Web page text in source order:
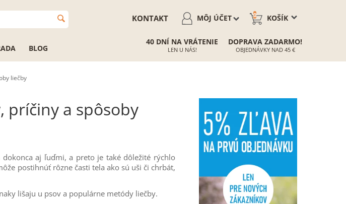
KOŠÍK
0
MÔJ ÚČET
KONTAKT
BLOG
40 DNÍ NA VRÁTENIE
LEN U NÁS!
DOPRAVA ZADARMO!
OBJEDNÁVKY NAD 45 €
liečby
príčiny a spôsoby
aj ľuďmi, a preto je také dôležité rýchlo
postihnúť rôzne časti tela ako sú uši či chrbát,
lišaju u psov a populárne metódy liečby.